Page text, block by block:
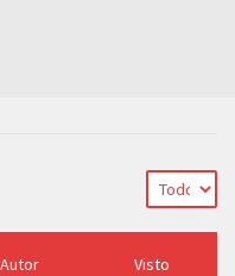
Autor Visto